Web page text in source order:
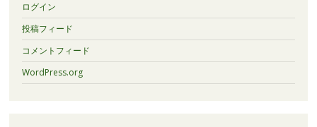
ログイン
投稿フィード
コメントフィード
WordPress.org